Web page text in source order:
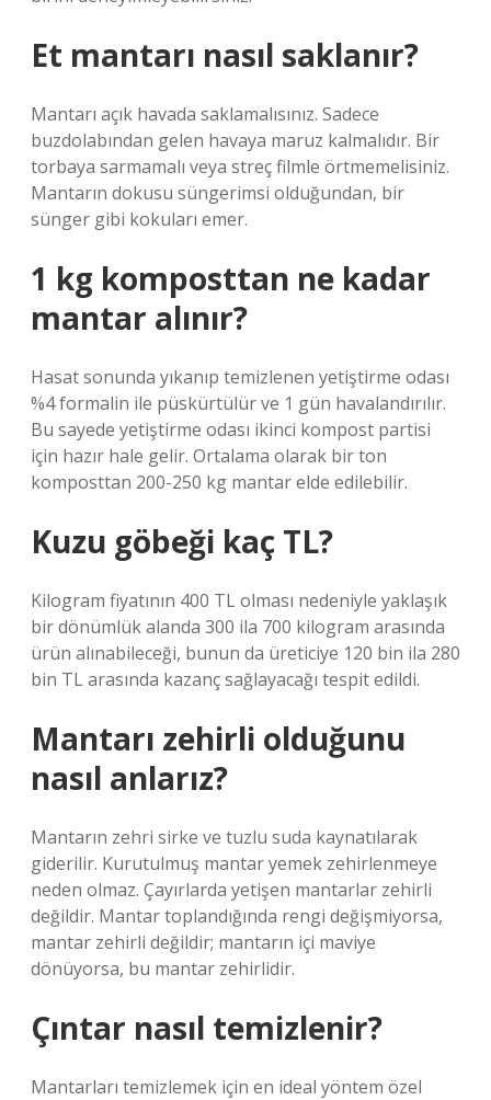
Et mantarı nasıl saklanır?
Mantarı açık havada saklamalısınız. Sadece
buzdolabından gelen havaya maruz kalmalıdır. Bir
torbaya sarmamalı veya streç filmle örtmemelisiniz.
Mantarın dokusu süngerimsi olduğundan, bir
sünger gibi kokuları emer.
1 kg komposttan ne kadar
mantar alınır?
Hasat sonunda yıkanıp temizlenen yetiştirme odası
%4 formalin ile püskürtülür ve 1 gün havalandırılır.
Bu sayede yetiştirme odası ikinci kompost partisi
için hazır hale gelir. Ortalama olarak bir ton
komposttan 200-250 kg mantar elde edilebilir.
Kuzu göbeği kaç TL?
Kilogram fiyatının 400 TL olması nedeniyle yaklaşık
bir dönümlük alanda 300 ila 700 kilogram arasında
ürün alınabileceği, bunun da üreticiye 120 bin ila 280
bin TL arasında kazanç sağlayacağı tespit edildi.
Mantarı zehirli olduğunu
nasıl anlarız?
Mantarın zehri sirke ve tuzlu suda kaynatılarak
giderilir. Kurutulmuş mantar yemek zehirlenmeye
neden olmaz. Çayırlarda yetişen mantarlar zehirli
değildir. Mantar toplandığında rengi değişmiyorsa,
mantar zehirli değildir; mantarın içi maviye
dönüyorsa, bu mantar zehirlidir.
Çıntar nasıl temizlenir?
Mantarları temizlemek için en ideal yöntem özel